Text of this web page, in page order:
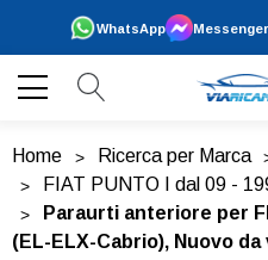
WhatsApp Messenger
Home Ricerca per Marca
FIAT PUNTO I dal 09 -
Paraurti anteriore per
(EL-ELX-Cabrio), Nuovo